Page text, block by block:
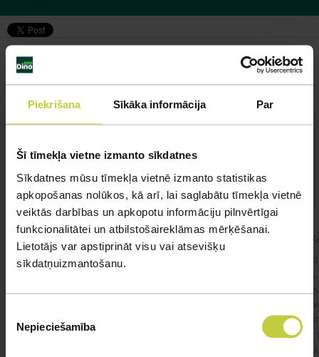
Piekrišana Sīkāka informācija Par
Šī tīmekļa vietne izmanto sīkdatnes
Sīkdatnes mūsu tīmekļa vietnē izmanto statistikas
apkopošanas nolūkos, kā arī, lai saglabātu tīmekļa vietnē
veiktās darbības un apkopotu informāciju pilnvērtīgai
funkcionalitātei un atbilstošaireklāmas mērķēšanai.
Lietotājs var apstiprināt visu vai atsevišķu
sīkdatņuizmantošanu.
izvēle
Nepieciešamība
Līdzīgi jautājumi
UZDOT JAUTĀJUMU
kaķis apēdis plēvi
Ja kaķim gadījies apēst plastiku ,ko ieklāj zem
garnelēm kārbiņās apakšā.Kādas sekas varētu
viņš